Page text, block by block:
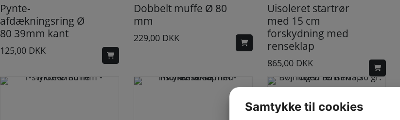
Pynte-
afdækningsring Ø
80 39mm kant
125,00 DKK
Dobbelt muffe Ø 80
mm
229,00 DKK
Uisoleret startrør
med 15 cm
forskydning med
renseklap
865,00 DKK
Samtykke til cookies